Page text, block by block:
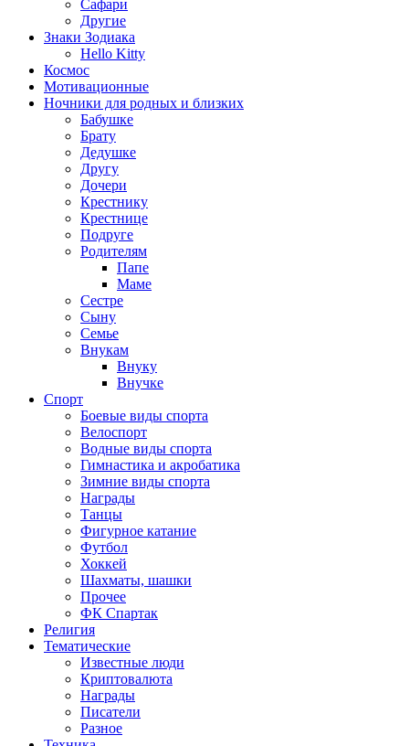
Сафари
Другие
Знаки Зодиака
Hello Kitty
Космос
Мотивационные
Ночники для родных и близких
Бабушке
Брату
Дедушке
Другу
Дочери
Крестнику
Крестнице
Подруге
Родителям
Папе
Маме
Сестре
Сыну
Семье
Внукам
Внуку
Внучке
Спорт
Боевые виды спорта
Велоспорт
Водные виды спорта
Гимнастика и акробатика
Зимние виды спорта
Награды
Танцы
Фигурное катание
Футбол
Хоккей
Шахматы, шашки
Прочее
ФК Спартак
Религия
Тематические
Известные люди
Криптовалюта
Награды
Писатели
Разное